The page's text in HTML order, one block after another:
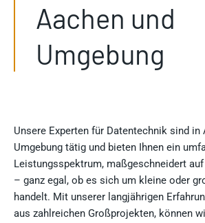
Aachen und
Umgebung
Unsere Experten für Datentechnik sind in
Umgebung tätig und bieten Ihnen ein
Leistungsspektrum, maßgeschneidert
– ganz egal, ob es sich um kleine oder
handelt. Mit unserer langjährigen
aus zahlreichen Großprojekten, können